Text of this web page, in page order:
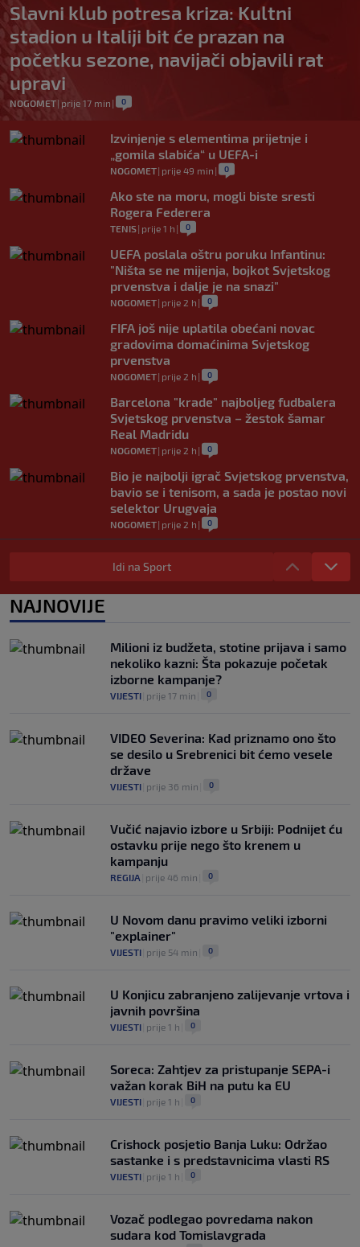
Slavni klub potresa kriza: Kultni
stadion u Italiji bit će prazan na
početku sezone, navijači objavili rat
upravi
NOGOMET| prije 17 min | 0
Izvinjenje s elementima prijetnje i
„gomila slabića“ u UEFA-i
NOGOMET| prije 49 min | 0
Ako ste na moru, mogli biste sresti
Rogera Federera
TENIS| prije 1 h | 0
UEFA poslala oštru poruku Infantinu:
"Ništa se ne mijenja, bojkot Svjetskog
prvenstva i dalje je na snazi"
NOGOMET| prije 2 h | 0
FIFA još nije uplatila obećani novac
gradovima domaćinima Svjetskog
prvenstva
NOGOMET| prije 2 h | 0
Barcelona "krade" najboljeg fudbalera
Svjetskog prvenstva – žestok šamar
Real Madridu
NOGOMET| prije 2 h | 0
Bio je najbolji igrač Svjetskog prvenstva,
bavio se i tenisom, a sada je postao novi
selektor Urugvaja
NOGOMET| prije 2 h | 0
Ubijen David Owori (27), jedan od
najboljih fudbalera Ugande
Perišića i Bajraktarevića
0
Idi na Sport
NAJNOVIJE
Milioni iz budžeta, stotine prijava i samo
nekoliko kazni: Šta pokazuje početak
izborne kampanje?
VIJESTI prije 17 min 0
VIDEO Severina: Kad priznamo ono što
se desilo u Srebrenici bit ćemo vesele
države
VIJESTI prije 36 min 0
Vučić najavio izbore u Srbiji: Podnijet ću
ostavku prije nego što krenem u
kampanju
REGIJA prije 46 min 0
U Novom danu pravimo veliki izborni
"explainer"
VIJESTI prije 54 min 0
U Konjicu zabranjeno zalijevanje vrtova i
javnih površina
VIJESTI prije 1 h 0
Soreca: Zahtjev za pristupanje SEPA-i
važan korak BiH na putu ka EU
VIJESTI prije 1 h 0
Crishock posjetio Banja Luku: Održao
sastanke i s predstavnicima vlasti RS
VIJESTI prije 1 h 0
Vozač podlegao povredama nakon
sudara kod Tomislavgrada